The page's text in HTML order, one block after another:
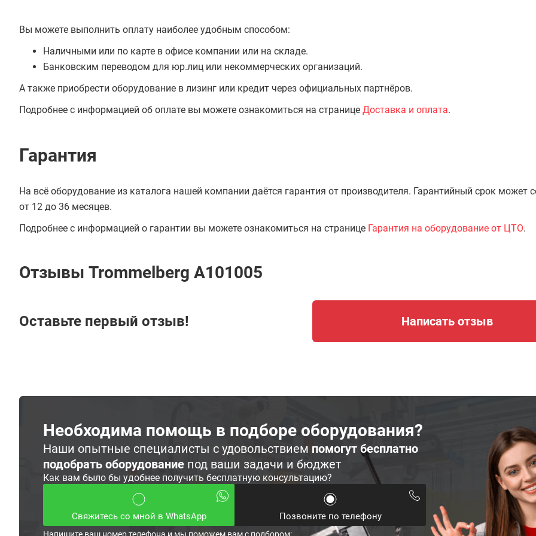
Вы можете выполнить оплату наиболее удобным способом:
Наличными или по карте в офисе компании или на складе.
Банковским переводом для юр.лиц или некоммерческих организаций.
А также приобрести оборудование в лизинг или кредит через официальных партнёров.
Подробнее с информацией об оплате вы можете ознакомиться на странице Доставка и оплата.
Гарантия
На всё оборудование из каталога нашей компании даётся гарантия от производителя. Гарантийный срок может
от 12 до 36 месяцев.
Подробнее с информацией о гарантии вы можете ознакомиться на странице Гарантия на оборудование от ЦТО.
Отзывы Trommelberg A101005
Оставьте первый отзыв! Написать отзыв
Необходима помощь в подборе оборудования?
Наши опытные специалисты с удовольствием помогут бесплатно
подобрать оборудование под ваши задачи и бюджет
Как вам было бы удобнее получить бесплатную консультацию?
Свяжитесь со мной в WhatsApp Позвоните по телефону